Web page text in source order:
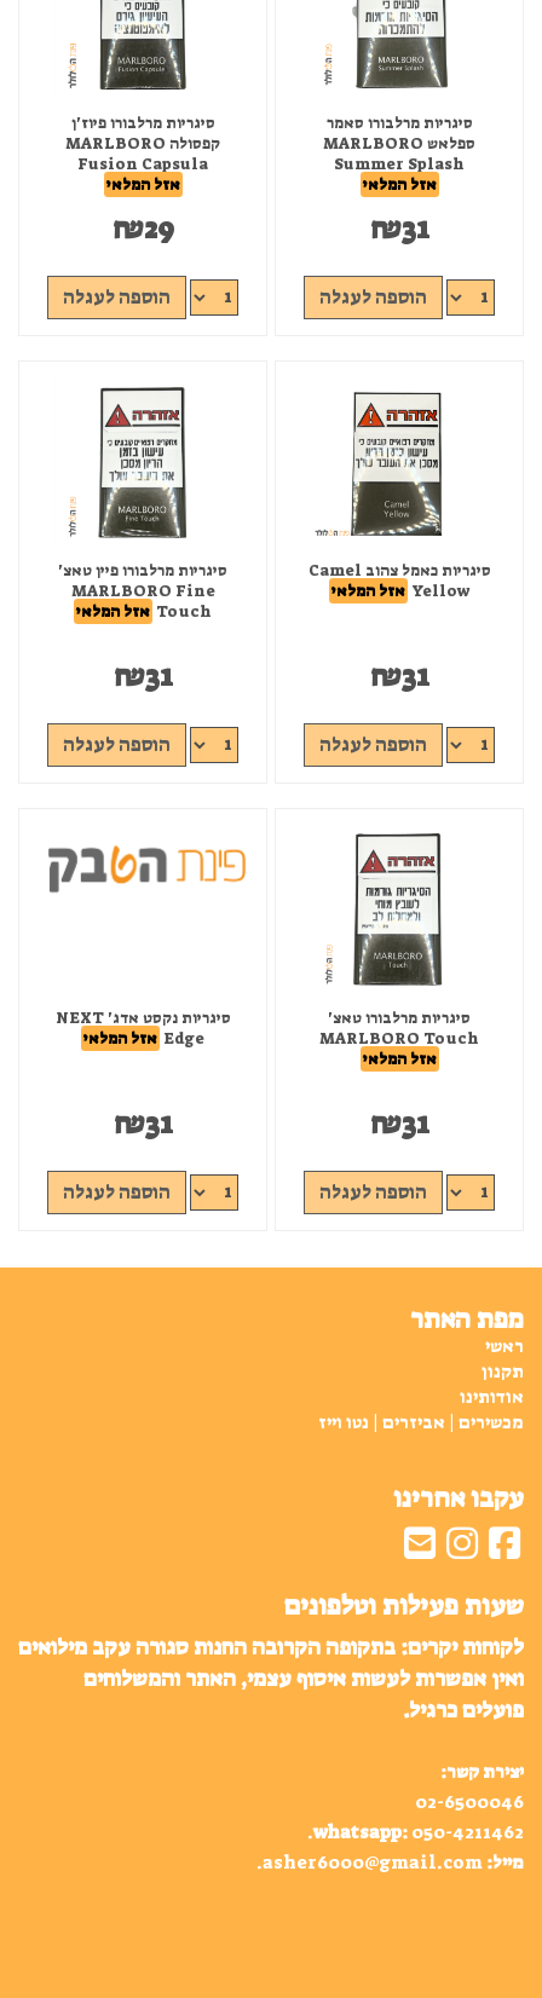
סיגריות מרלבורו סאמר
ספלאש MARLBORO
Summer Splash
אזל המלאי
₪31
הוספה לעגלה
סיגריות מרלבורו פיוז'ן
קפסולה MARLBORO
Fusion Capsula
אזל המלאי
₪29
הוספה לעגלה
סיגריות כאמל צהוב Camel
Yellow אזל המלאי
₪31
הוספה לעגלה
סיגריות מרלבורו פיין טאצ'
MARLBORO Fine
Touch אזל המלאי
₪31
הוספה לעגלה
סיגריות מרלבורו טאצ'
MARLBORO Touch
אזל המלאי
₪31
הוספה לעגלה
סיגריות נקסט אדג' NEXT
Edge אזל המלאי
₪31
הוספה לעגלה
מפת האתר
ראשי
תקנון
אודותינו
מכשירים | אביזרים | נטו וייז
עקבו אחרינו
שעות פעילות וטלפונים
לקוחות יקרים: בתקופה הקרובה החנות סגורה עקב מילואים
ואין אפשרות לעשות איסוף עצמי, האתר והמשלוחים
פועלים כרגיל.
יצירת קשר:
02-6500046
whatsapp: 050-4211462
.
מייל: asher6000@gmail.com
.